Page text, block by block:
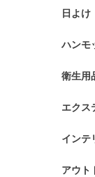
日よけ
ハンモ
衛生用
エクス
インテ
アウト